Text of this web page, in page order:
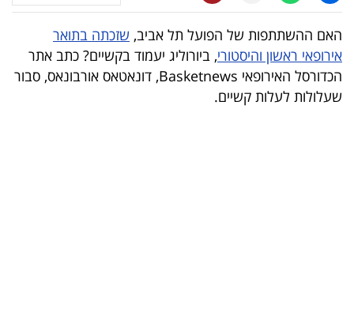
טלוויזיה
עסקי
ספורט
האם ההשתתפות של הפועל תל אביב, שזכתה בתואר
אירופאי ראשון והיסטורי, ביורוליג יעמוד בקשיים? כתב אתר
הכדורסל האירופאי Basketnews, דונאטאס אורבונאס, סבור
שעלולות לעלות קשיים.